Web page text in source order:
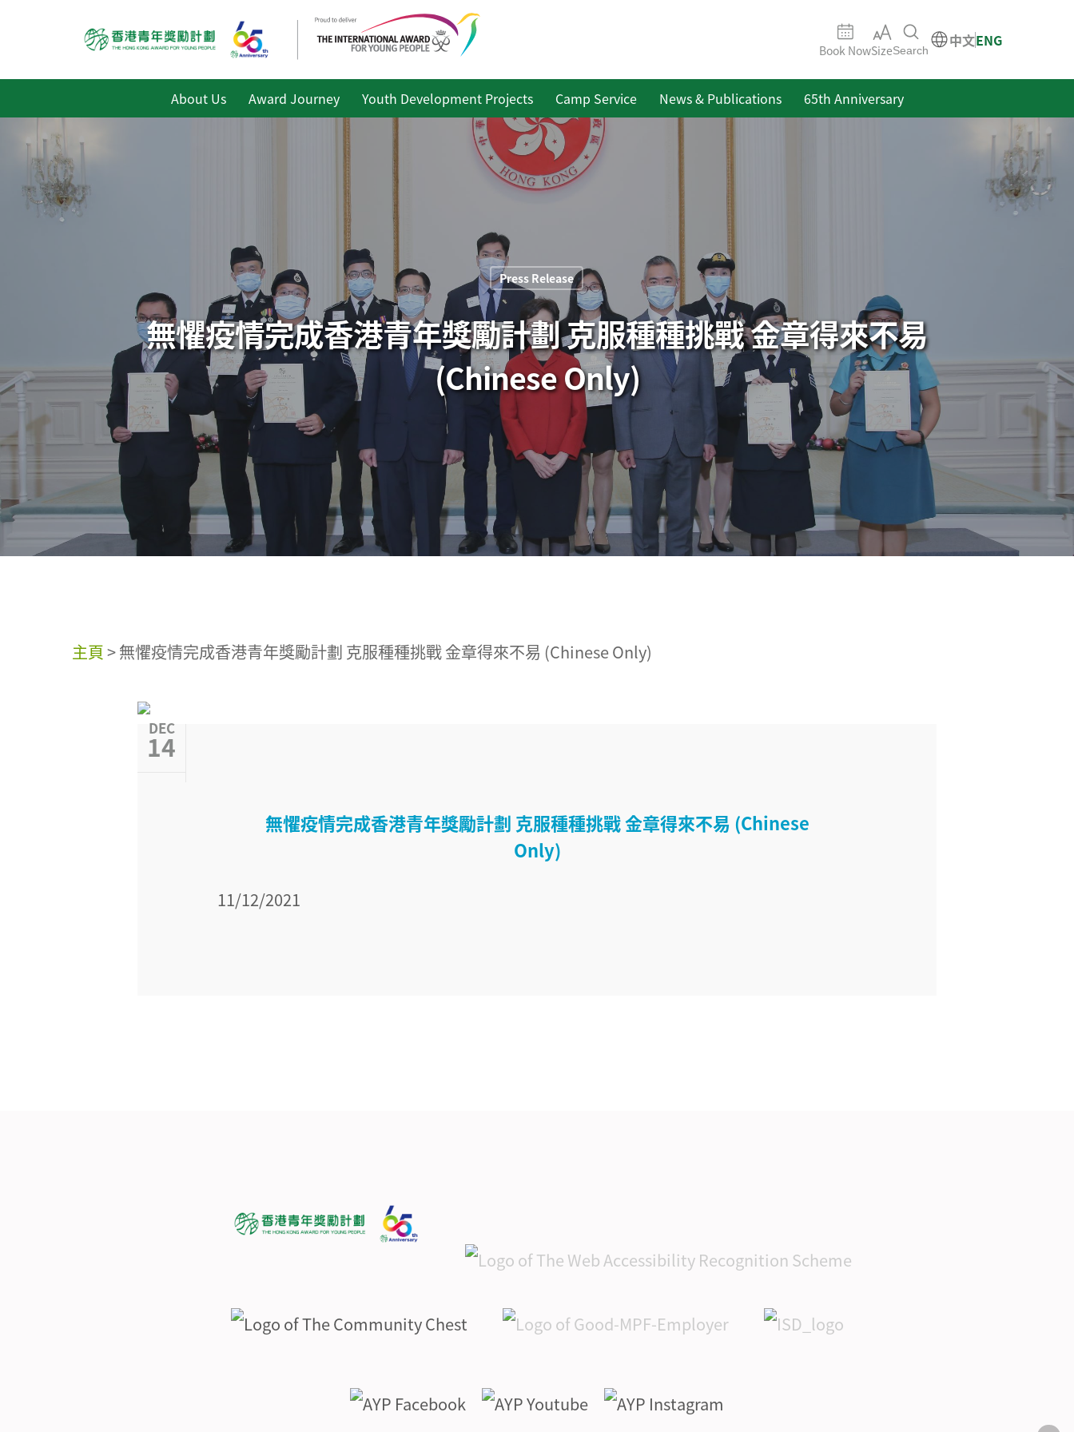
Book NowSizeSearch
中文ENG
About Us Award Journey Youth Development Projects Camp Service News & Publications 65th Anniversary
Press Release
無懼疫情完成香港青年獎勵計劃 克服種種挑戰 金章得來不易
(Chinese Only)
主頁>無懼疫情完成香港青年獎勵計劃 克服種種挑戰 金章得來不易 (Chinese Only)
無懼疫情完成香港青年獎勵計劃 克服種種挑戰 金章得來不易 (Chinese
Only)
11/12/2021
DEC
14